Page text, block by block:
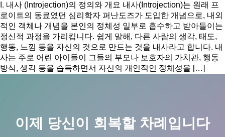
I. 내사 (Introjection)의 정의와 개요 내사(Introjection)는 원래 프
로이트의 동료였던 심리학자 퍼난도즈가 도입한 개념으로, 내외
적인 객체나 개념을 본인의 정체성 일부로 흡수하고 받아들이는
정신적 과정을 가리킵니다. 쉽게 말해, 다른 사람의 생각, 태도,
행동, 느낌 등을 자신의 것으로 만드는 것을 내사라고 합니다. 내
사는 주로 어린 아이들이 그들의 부모나 보호자의 가치관, 행동
방식, 생각 등을 습득하면서 자신의 개인적인 정체성을 […]
이제 당신이 회복할 차례입니다